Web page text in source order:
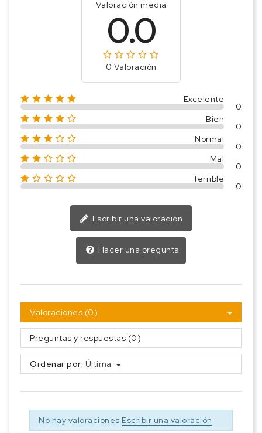
Valoración media
0.0
0 Valoración
Excelente
0
Bien
0
Normal
0
Mal
0
Terrible
0
Escribir una valoración
Hacer una pregunta
Valoraciones (0)
Preguntas y respuestas (0)
Ordenar por: Última
No hay valoraciones Escribir una valoración